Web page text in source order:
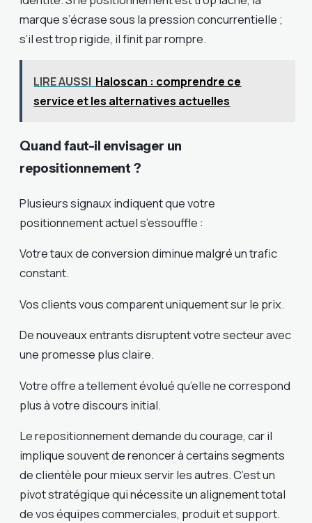
marque s’écrase sous la pression concurrentielle ;
s’il est trop rigide, il finit par rompre.
LIRE AUSSI Haloscan : comprendre ce
service et les alternatives actuelles
Quand faut-il envisager un
repositionnement ?
Plusieurs signaux indiquent que votre
positionnement actuel s’essouffle :
Votre taux de conversion diminue malgré un trafic
constant.
Vos clients vous comparent uniquement sur le prix.
De nouveaux entrants disruptent votre secteur avec
une promesse plus claire.
Votre offre a tellement évolué qu’elle ne correspond
plus à votre discours initial.
Le repositionnement demande du courage, car il
implique souvent de renoncer à certains segments
de clientèle pour mieux servir les autres. C’est un
pivot stratégique qui nécessite un alignement total
de vos équipes commerciales, produit et support.